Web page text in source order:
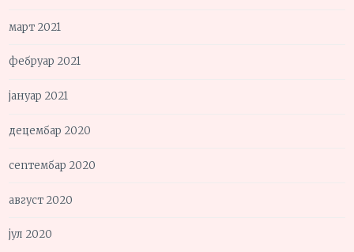
март 2021
фебруар 2021
јануар 2021
децембар 2020
септембар 2020
август 2020
јул 2020